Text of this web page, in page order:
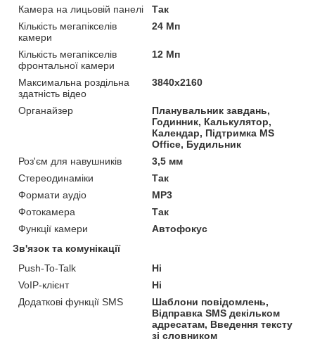
Камера на лицьовій панелі
Так
Кількість мегапікселів
камери
24 Мп
Кількість мегапікселів
фронтальної камери
12 Мп
Максимальна роздільна
здатність відео
3840x2160
Органайзер
Планувальник завдань,
Годинник, Калькулятор,
Календар, Підтримка MS
Office, Будильник
Роз'єм для навушників
3,5 мм
Стереодинаміки
Так
Формати аудіо
MP3
Фотокамера
Так
Функції камери
Автофокус
Зв'язок та комунікації
Push-To-Talk
Ні
VoIP-клієнт
Ні
Додаткові функції SMS
Шаблони повідомлень,
Відправка SMS декільком
адресатам, Введення тексту
зі словником